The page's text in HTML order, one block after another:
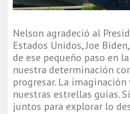
Nelson agradeció al
Estados Unidos, Joe
de ese pequeño paso en
nuestra determinación
progresar. La
nuestras estrellas guías.
juntos para explorar lo